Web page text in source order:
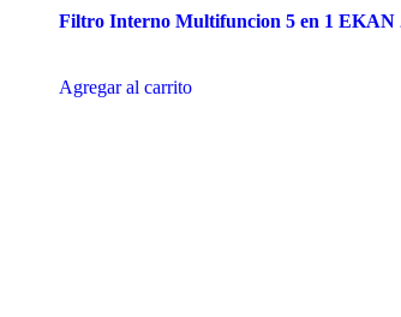
Filtro Interno Multifuncion 5 en 1 EKAN
Agregar al carrito